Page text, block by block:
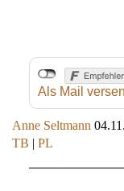
Als Mail
Anne Seltmann
TB | PL